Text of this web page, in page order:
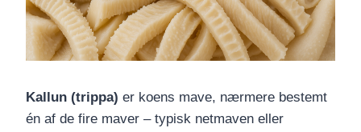
Kallun (trippa) er koens mave, nærmere bestemt
én af de fire maver – typisk netmaven eller